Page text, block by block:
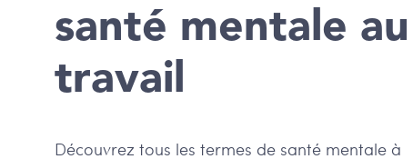
santé mentale au
travail
Découvrez tous les termes de santé mentale à